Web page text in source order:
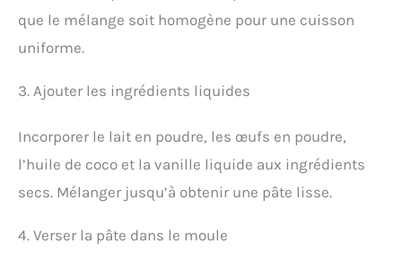
que le mélange soit homogène pour une cuisson
uniforme.
3. Ajouter les ingrédients liquides
Incorporer le lait en poudre, les œufs en poudre,
l’huile de coco et la vanille liquide aux ingrédients
secs. Mélanger jusqu’à obtenir une pâte lisse.
4. Verser la pâte dans le moule